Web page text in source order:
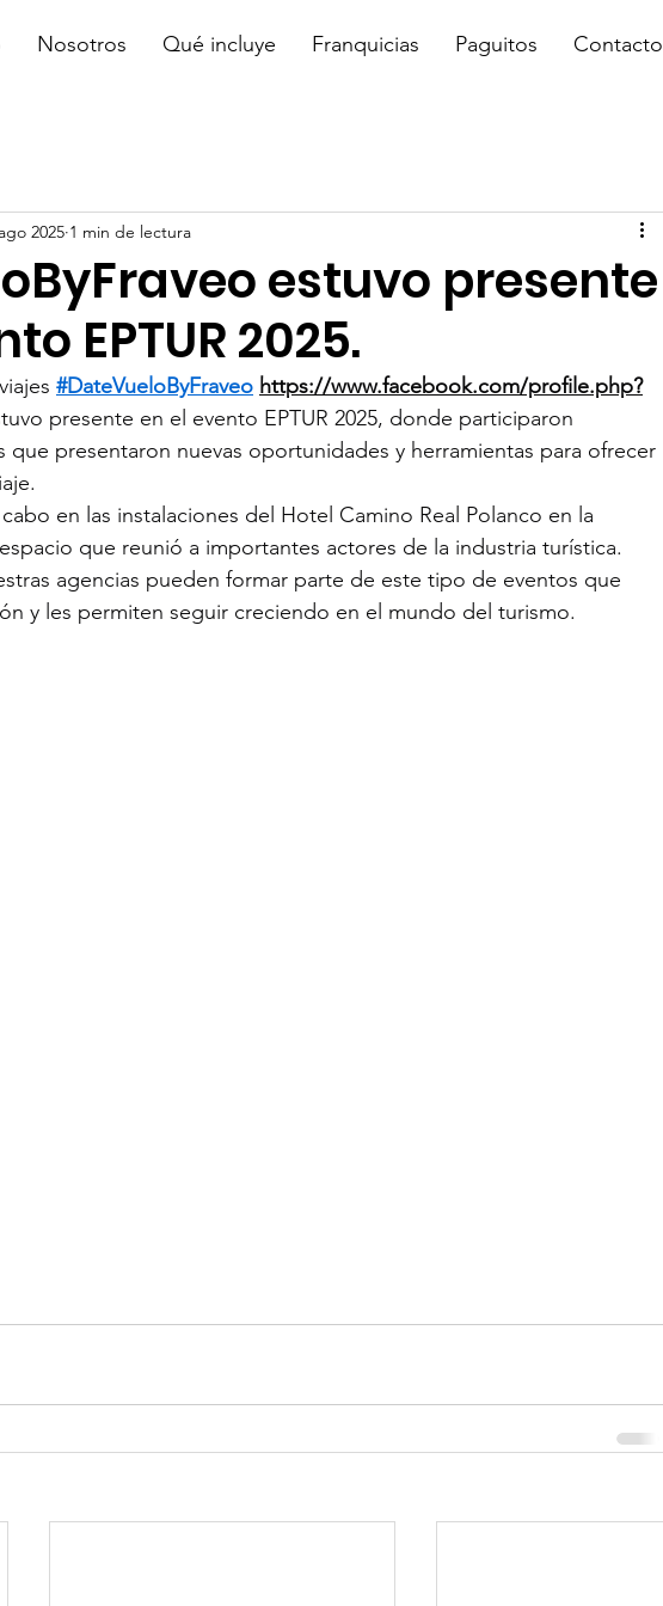
Nosotros Qué incluye Franquicias Paguitos Contacto
estuvo presente
EPTUR 2025.
2025 1 min de lectura
#DateVueloByFraveo https://www.facebook.com/profile.php?
presente en el evento EPTUR 2025, donde participaron
que presentaron nuevas oportunidades y herramientas para ofrecer
en las instalaciones del Hotel Camino Real Polanco en la
que reunió a importantes actores de la industria turística.
agencias pueden formar parte de este tipo de eventos que
y les permiten seguir creciendo en el mundo del turismo.